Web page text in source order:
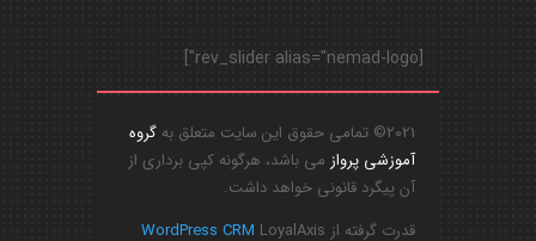
[rev_slider alias="nemad-logo"]
2021© تمامی حقوق این سایت متعلق به
گروه
آموزشی پروازمی باشد، هرگونه کپی برداری از
آن پیگرد قانونی خواهد داشت.
قدرت گرفته از
WordPress CRM LoyalAxis